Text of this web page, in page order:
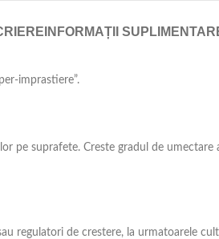
INFORMAȚII
imprastiere”.
pe suprafete. Creste gradul de
regulatori de crestere, la urmatoarele